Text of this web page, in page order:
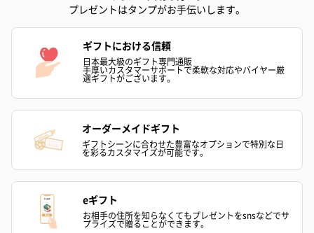
スイーツを同梱してお届けいたします。ギフトへの＋αにおすすめ
です。
ゼリーバウム カット
（レモン＆紅茶）（432
り〜 3号（864
プレゼントはタンプがお手伝いします。
ギフトにおける信頼
日本最大級のギフト専門通販
手厚いカスタマーサポートで柔軟な対応やバイヤー厳
選ギフトがございます。
オーダーメイドギフト
ギフトシーンに合わせた豊富なオプションで特別な日
を彩るカスタマイズが可能です。
eギフト
お相手の住所を知らなくてもプレゼントをsnsなどでサ
プライズで贈ることができます。